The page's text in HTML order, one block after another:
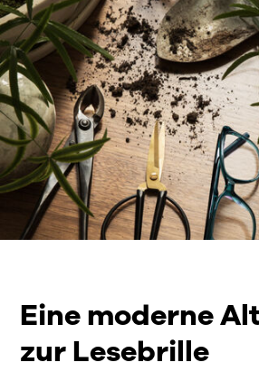
Eine moderne
zur Lesebrille